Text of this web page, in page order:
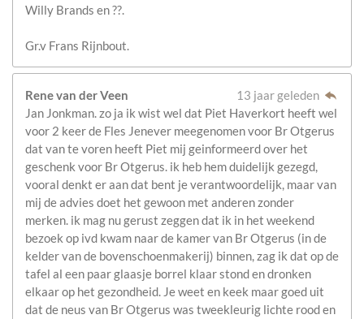
Willy Brands en ??.
Gr.v Frans Rijnbout.
Rene van der Veen
13 jaar geleden
Jan Jonkman. zo ja ik wist wel dat Piet Haverkort heeft wel
voor 2 keer de Fles Jenever meegenomen voor Br Otgerus
dat van te voren heeft Piet mij geinformeerd over het
geschenk voor Br Otgerus. ik heb hem duidelijk gezegd,
vooral denkt er aan dat bent je verantwoordelijk, maar van
mij de advies doet het gewoon met anderen zonder
merken. ik mag nu gerust zeggen dat ik in het weekend
bezoek op ivd kwam naar de kamer van Br Otgerus (in de
kelder van de bovenschoenmakerij) binnen, zag ik dat op de
tafel al een paar glaasje borrel klaar stond en dronken
elkaar op het gezondheid. Je weet en keek maar goed uit
dat de neus van Br Otgerus was tweekleurig lichte rood en